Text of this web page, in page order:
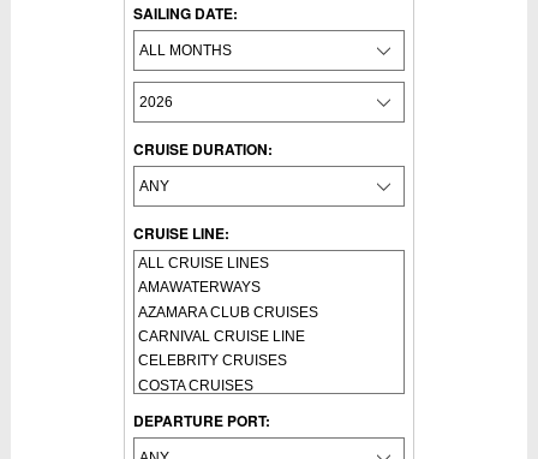
SAILING DATE:
CRUISE DURATION:
CRUISE LINE:
DEPARTURE PORT: